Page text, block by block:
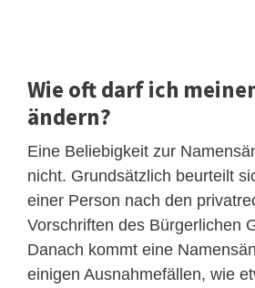
Wie oft darf ich
ändern?
Eine Beliebigkeit zur
nicht. Grundsätzlich beurteilt
einer Person nach den
Vorschriften des Bürgerlichen
Danach kommt eine
einigen Ausnahmefällen, wie